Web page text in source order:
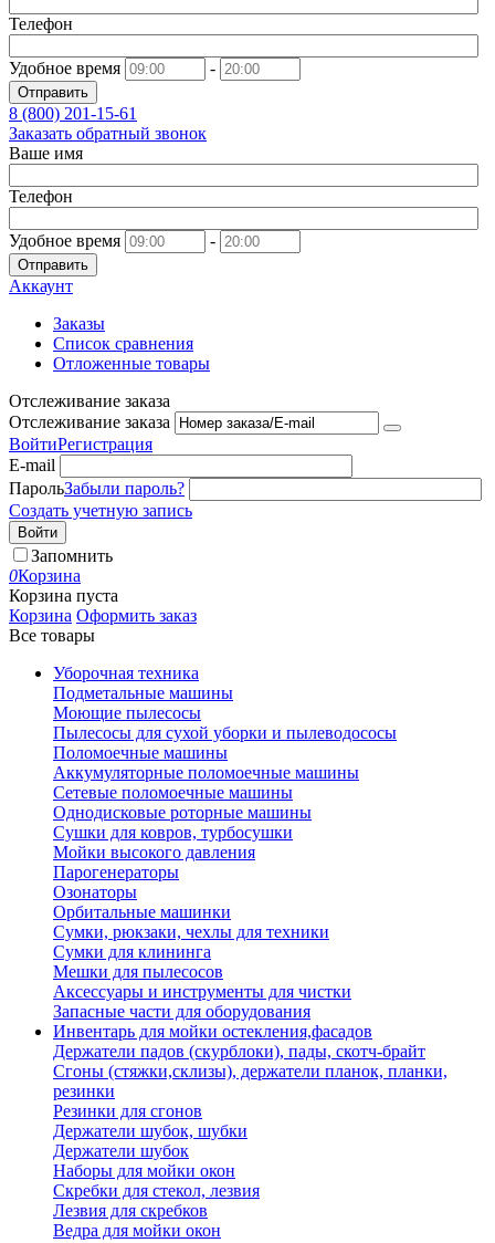
Телефон
Удобное время -
Отправить
8 (800) 201-15-61
Заказать обратный звонок
Ваше имя
Телефон
Удобное время -
Отправить
Аккаунт
Заказы
Список сравнения
Отложенные товары
Отслеживание заказа
Отслеживание заказа
ВойтиРегистрация
E-mail
ПарольЗабыли пароль?
Создать учетную запись
Войти
Запомнить
0Корзина
Корзина пуста
Корзина Оформить заказ
Все товары
Уборочная техника
Подметальные машины
Моющие пылесосы
Пылесосы для сухой уборки и пылеводососы
Поломоечные машины
Аккумуляторные поломоечные машины
Сетевые поломоечные машины
Однодисковые роторные машины
Сушки для ковров, турбосушки
Мойки высокого давления
Парогенераторы
Озонаторы
Орбитальные машинки
Сумки, рюкзаки, чехлы для техники
Сумки для клининга
Мешки для пылесосов
Аксессуары и инструменты для чистки
Запасные части для оборудования
Инвентарь для мойки остекления,фасадов
Держатели падов (скурблоки), пады, скотч-брайт
Сгоны (стяжки,склизы), держатели планок, планки,
резинки
Резинки для сгонов
Держатели шубок, шубки
Держатели шубок
Наборы для мойки окон
Скребки для стекол, лезвия
Лезвия для скребков
Ведра для мойки окон